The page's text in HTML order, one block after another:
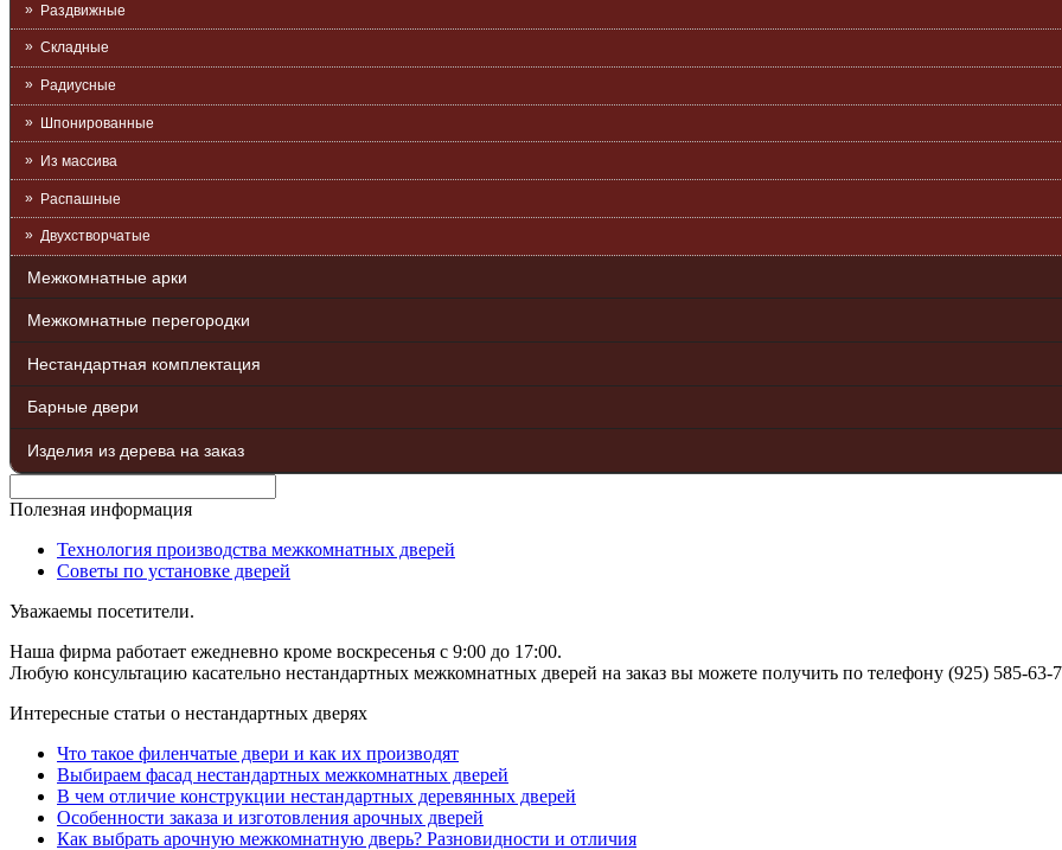
Раздвижные
Складные
Радиусные
Шпонированные
Из массива
Распашные
Двухстворчатые
Межкомнатные арки
Межкомнатные перегородки
Нестандартная комплектация
Барные двери
Изделия из дерева на заказ
Полезная информация
Технология производства межкомнатных дверей
Советы по установке дверей
Уважаемы посетители.
Наша фирма работает ежедневно кроме воскресенья с 9:00 до 17:00.
Любую консультацию касательно нестандартных межкомнатных дверей на заказ вы можете получить по телефону (925) 585-63-
Интересные статьи о нестандартных дверях
Что такое филенчатые двери и как их производят
Выбираем фасад нестандартных межкомнатных дверей
В чем отличие конструкции нестандартных деревянных дверей
Особенности заказа и изготовления арочных дверей
Как выбрать арочную межкомнатную дверь? Разновидности и отличия